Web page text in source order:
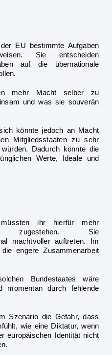
EU bestimmte Aufgaben
Sie entscheiden
auf die übernationale
mehr Macht selber zu
und was sie souverän
könnte jedoch an Macht
Mitgliedsstaaten zu sehr
Dadurch könnte die
Werte, Ideale und
ihr hierfür mehr
zugestehen. Sie
machtvoller auftreten. Im
engere Zusammenarbeit
Bundestaates wäre
momentan durch fehlende
Szenario die Gefahr, dass
wie eine Diktatur, wenn
europäischen Identität nicht